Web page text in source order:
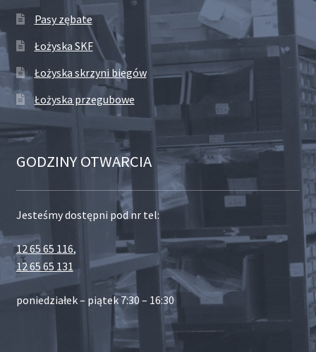
Pasy zębate
Łożyska SKF
Łożyska skrzyni biegów
Łożyska przegubowe
GODZINY OTWARCIA
Jesteśmy dostępni pod nr tel:
12 65 65 116,
12 65 65 131
poniedziałek – piątek 7:30 – 16:30